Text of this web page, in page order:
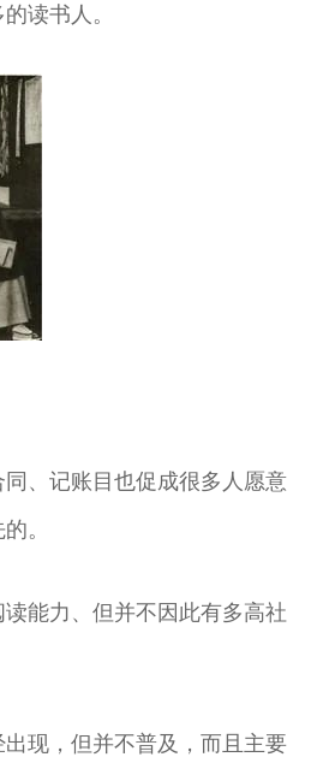
读书人。
、记账目也促成很多人愿意
。
能力、但并不因此有多高社
现，但并不普及，而且主要